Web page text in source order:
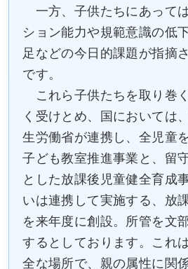
一方、子供たちにあって
ション能力や規範意識の低
足などの今日的課題が指摘
です。
これら子供たちを取り巻
く受けとめ、国においては
生労働省が連携し、全児童
子ども教室推進事業と、留
とした放課後児童健全育成
いは連携して実施する、放
を来年度に創設。所管を文
するとしております。これ
全な場所で、親の属性に関